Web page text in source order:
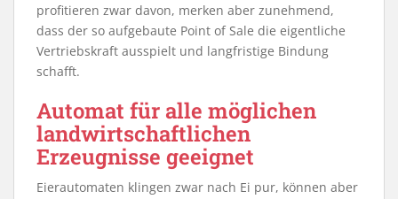
profitieren zwar davon, merken aber zunehmend,
dass der so aufgebaute Point of Sale die eigentliche
Vertriebskraft ausspielt und langfristige Bindung
schafft.
Automat für alle möglichen
landwirtschaftlichen
Erzeugnisse geeignet
Eierautomaten klingen zwar nach Ei pur, können aber